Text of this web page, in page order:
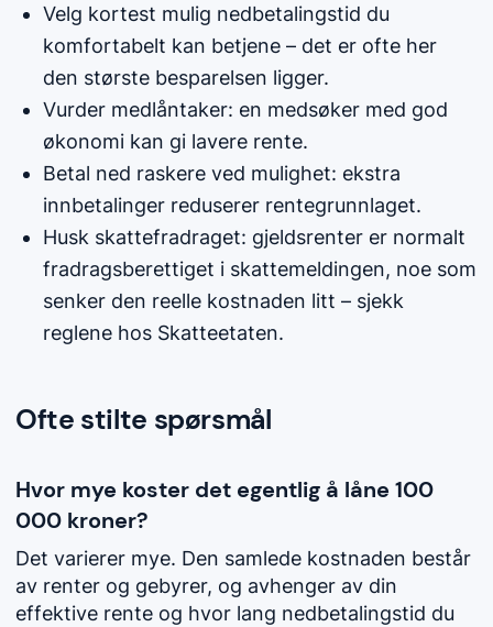
Velg kortest mulig nedbetalingstid du
komfortabelt kan betjene – det er ofte her
den største besparelsen ligger.
Vurder medlåntaker: en medsøker med god
økonomi kan gi lavere rente.
Betal ned raskere ved mulighet: ekstra
innbetalinger reduserer rentegrunnlaget.
Husk skattefradraget: gjeldsrenter er normalt
fradragsberettiget i skattemeldingen, noe som
senker den reelle kostnaden litt – sjekk
reglene hos Skatteetaten.
Ofte stilte spørsmål
Hvor mye koster det egentlig å låne 100
000 kroner?
Det varierer mye. Den samlede kostnaden består
av renter og gebyrer, og avhenger av din
effektive rente og hvor lang nedbetalingstid du